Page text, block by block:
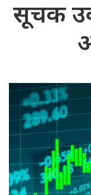
सूचक